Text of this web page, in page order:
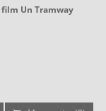
film Un Tramway